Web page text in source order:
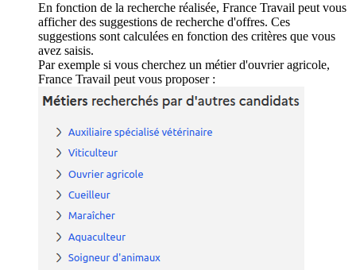
En fonction de la recherche réalisée, France Travail peut vous
afficher des suggestions de recherche d'offres. Ces
suggestions sont calculées en fonction des critères que vous
avez saisis.
Par exemple si vous cherchez un métier d'ouvrier agricole,
France Travail peut vous proposer :